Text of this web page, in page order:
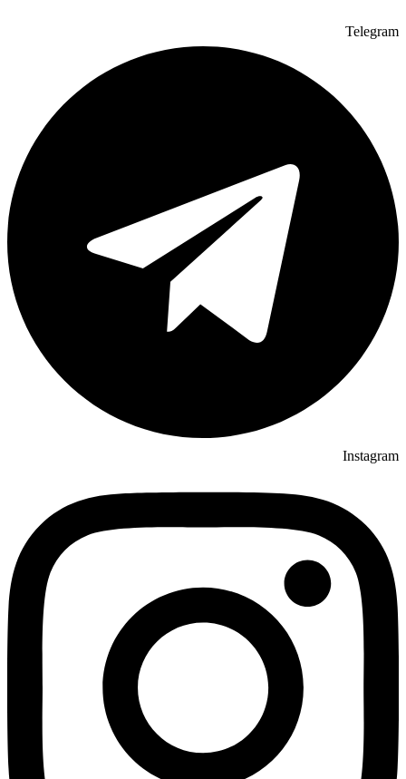
Telegram
Instagram